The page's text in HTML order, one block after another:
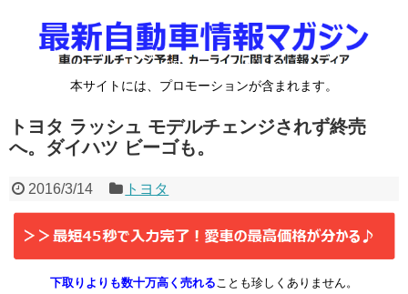
本サイトには、プロモーションが含まれます。
トヨタ ラッシュ モデルチェンジされず終売
へ。ダイハツ ビーゴも。
2016/3/14 トヨタ
下取りよりも数十万高く売れることも珍しくありません。